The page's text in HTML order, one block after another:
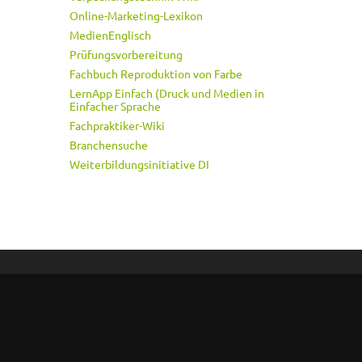
Online-Marketing-Lexikon
MedienEnglisch
Prüfungsvorbereitung
Fachbuch Reproduktion von Farbe
LernApp Einfach (Druck und Medien in
Einfacher Sprache
Fachpraktiker-Wiki
Branchensuche
Weiterbildungsinitiative DI